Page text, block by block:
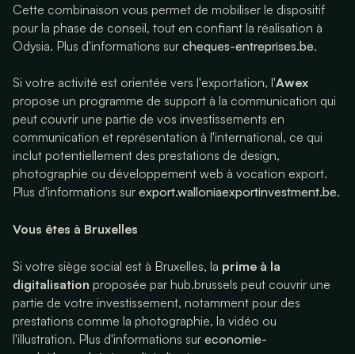
Cette combinaison vous permet de mobiliser le dispositif
pour la phase de conseil, tout en confiant la réalisation à
Odysia. Plus d'informations surcheques-entreprises.be.
Si votre activité est orientée vers l'exportation, l'Awex
propose un programme de support à la communication qui
peut couvrir une partie de vos investissements en
communication et représentation à l'international, ce qui
inclut potentiellement des prestations de design,
photographie ou développement web à vocation export.
Plus d'informations surexport.walloniaexportinvestment.be.
Vous êtes à Bruxelles
Si votre siège social est à Bruxelles, la prime à la
digitalisation proposée par hub.brussels peut couvrir une
partie de votre investissement, notamment pour des
prestations comme la photographie, la vidéo ou
l'illustration. Plus d'informations sureconomie-